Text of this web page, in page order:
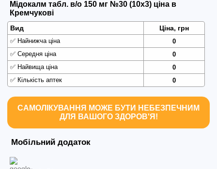
Мідокалм табл. в/о 150 мг №30 (10х3) ціна в
Кремчукові
Вид Ціна, грн
✅ Найнижча ціна
0
✅ Середня ціна
0
✅ Найвища ціна
0
✅ Кількість аптек 0
САМОЛІКУВАННЯ МОЖЕ БУТИ НЕБЕЗПЕЧНИМ
ДЛЯ ВАШОГО ЗДОРОВ'Я!
Мобільний додаток